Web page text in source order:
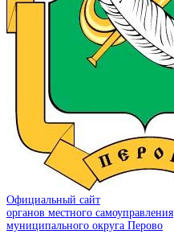
Официальный сайт
органов местного самоуправления
муниципального округа Перово